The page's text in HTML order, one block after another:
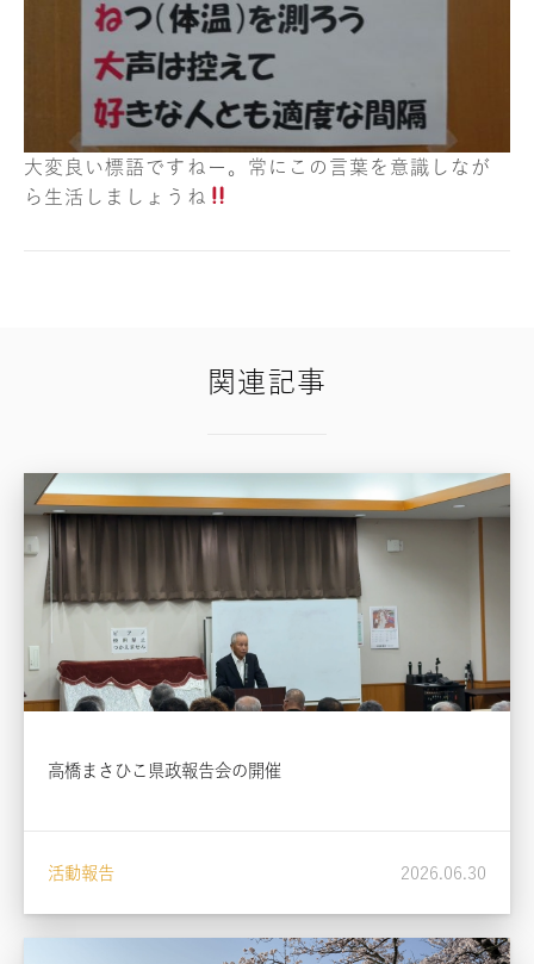
大変良い標語ですねー。常にこの言葉を意識しなが
ら生活しましょうね
関連記事
高橋まさひこ県政報告会の開催
活動報告 2026.06.30